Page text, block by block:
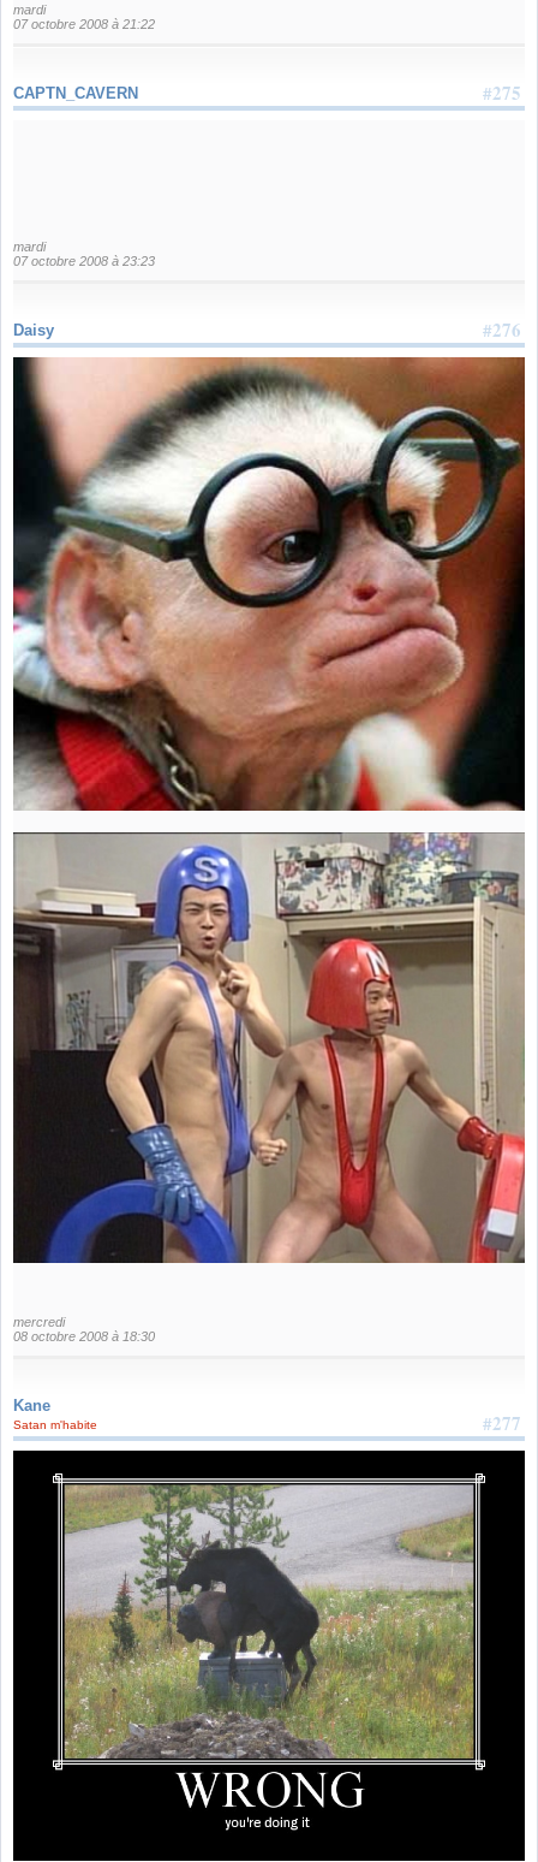
mardi
07 octobre 2008 à 21:22
#275
CAPTN_CAVERN
mardi
07 octobre 2008 à 23:23
#276
Daisy
mercredi
08 octobre 2008 à 18:30
Kane
#277
Satan m'habite